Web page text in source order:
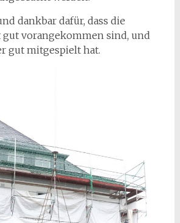
dankbar dafür, dass die
vorangekommen sind, und
gut mitgespielt hat.